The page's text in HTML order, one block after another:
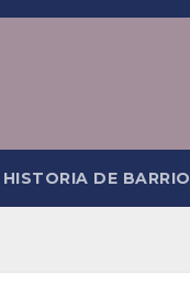
HISTORIA DE BARRIO